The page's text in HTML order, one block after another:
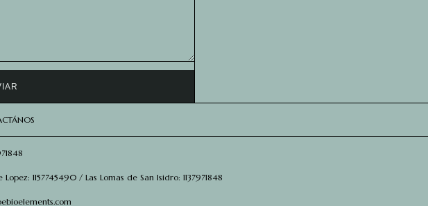
Lopez: 1157745490 / Las Lomas de San Isidro: 1137971848